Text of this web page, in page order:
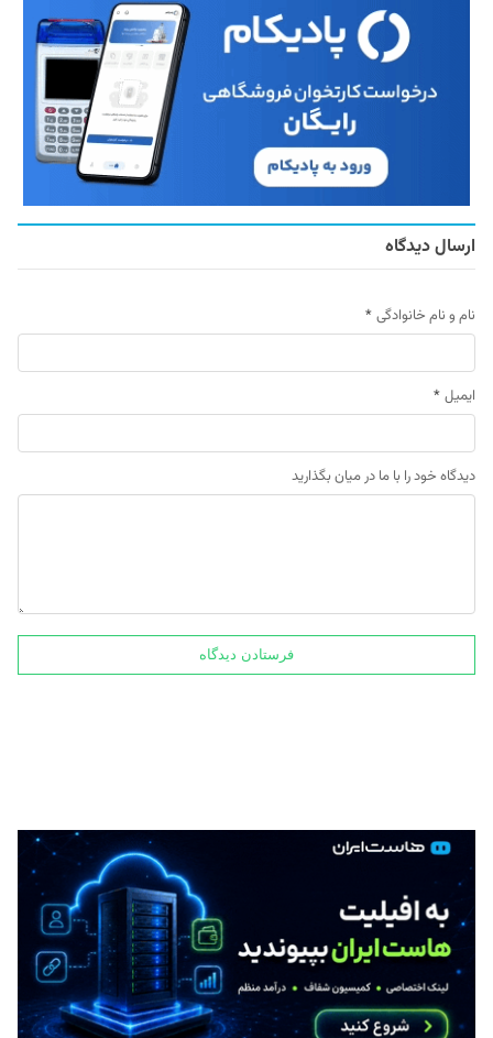
ارسال دیدگاه
نام و نام خانوادگی *
ایمیل *
دیدگاه خود را با ما در میان بگذارید